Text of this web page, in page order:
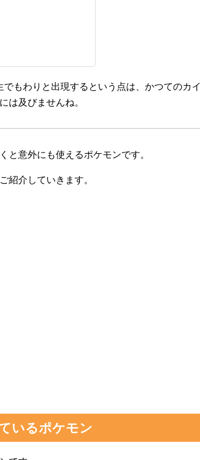
もわりと出現するという点は、かつてのカイ
は及びませんね。
と意外にも使えるポケモンです。
紹介していきます。
いるポケモン